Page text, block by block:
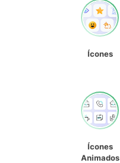
Ícones
Ícones
Animados